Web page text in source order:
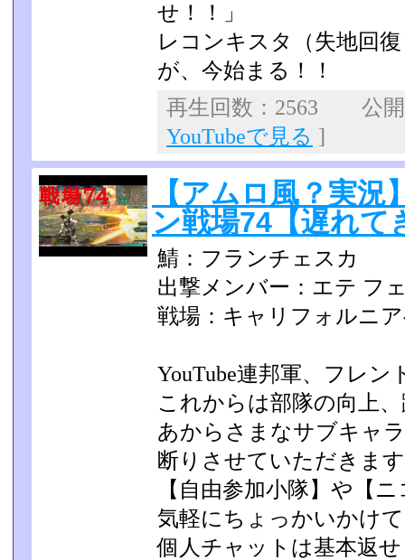
せ！！」
レコンキスタ（失地回
が、今始まる！！
再生回数：2563 公
YouTubeで見る ]
【アムロ風？実
ン戦場74【遅れて
鯖：フランチェスカ
出撃メンバー：エテ フ
戦場：キャリフォルニ
YouTube連邦軍、フレン
これからは部隊の向上
あからさまなサブキャ
断りさせていただきま
【自由参加小隊】や【
気軽にちょっかいかけ
個人チャットは基本返